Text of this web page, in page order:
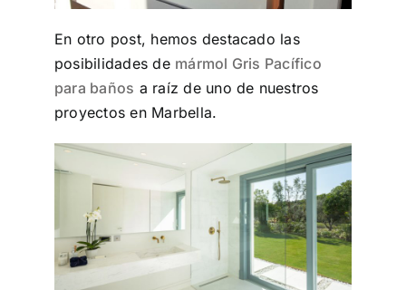
En otro post, hemos destacado las
posibilidades de mármol Gris Pacífico
para baños a raíz de uno de nuestros
proyectos en Marbella.